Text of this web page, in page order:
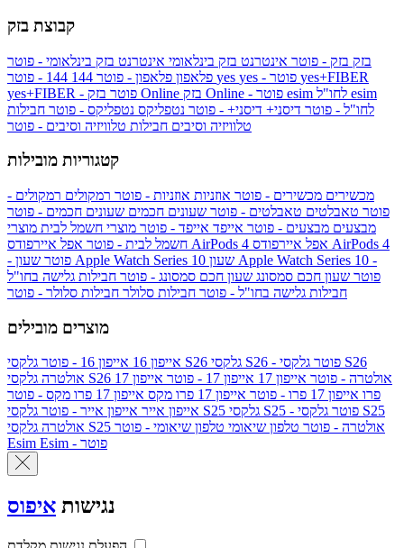
קבוצת בזק
בזק בזק - פוטר אינטרנט בזק בינלאומי אינטרנט בזק בינלאומי - פוטר
פלאפון פלאפון - פוטר 144 yes
yes+FIBER
yes+FIBER - פוטר בזק Online
esim
לחו"ל - פוטר דיסני+ דיסני+ - פוטר נטפליקס נטפליקס - פוטר חבילות
טלוויזיה וסיבים חבילות טלוויזיה וסיבים - פוטר
קטגוריות מובילות
מכשירים מכשירים - פוטר אוזניות אוזניות - פוטר רמקולים רמקולים -
פוטר טאבלטים טאבלטים - פוטר שעונים חכמים שעונים חכמים - פוטר
מבצעים מבצעים - פוטר אייפד אייפד - פוטר מוצרי חשמל לבית מוצרי
חשמל לבית - פוטר אפל איירפודס AirPods 4 אפל איירפודס AirPods 4
- פוטר שעון Apple Watch Series 10 שעון Apple Watch Series 10 -
פוטר שעון חכם סמסונג שעון חכם סמסונג - פוטר חבילות גלישה בחו"ל
חבילות גלישה בחו"ל - פוטר חבילות סלולר חבילות סלולר - פוטר
מוצרים מובילים
אייפון 16 אייפון 16 - פוטר גלקסי S26 גלקסי S26 - פוטר גלקסי S26
אולטרה
גלקסי S26 אולטרה - פוטר אייפון 17 אייפון 17 - פוטר
אייפון 17
פרו אייפון 17 פרו - פוטר אייפון 17 פרו מקס
אייפון 17 פרו מקס - פוטר
אייפון אייר אייפון אייר - פוטר גלקסי S25 גלקסי S25 - פוטר גלקסי S25
אולטרה
גלקסי S25 אולטרה - פוטר טלפון שיאומי טלפון שיאומי - פוטר
Esim
Esim - פוטר
נגישות איפוס